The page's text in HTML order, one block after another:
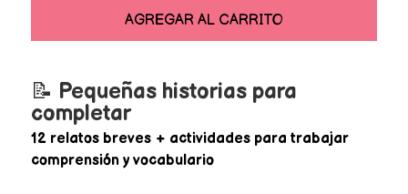
AGREGAR AL CARRITO
📝 Pequeñas historias para
completar
12 relatos breves + actividades para trabajar
comprensión y vocabulario